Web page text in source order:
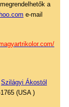
a
e-mail
Szilágyi Ákostól
(USA )